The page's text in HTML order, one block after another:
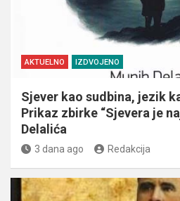
AKTUELNO IZDVOJENO
Sjever kao sudbina, jezik
Prikaz zbirke “Sjevera je
Delalića
3 dana ago Redakcija